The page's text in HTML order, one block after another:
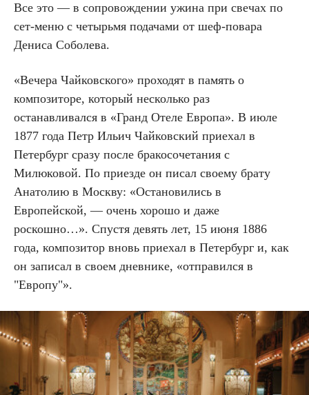
Все это — в сопровождении ужина при свечах по
сет-меню с четырьмя подачами от шеф-повара
Дениса Соболева.
«Вечера Чайковского» проходят в память о
композиторе, который несколько раз
останавливался в «Гранд Отеле Европа». В июле
1877 года Петр Ильич Чайковский приехал в
Петербург сразу после бракосочетания с
Милюковой. По приезде он писал своему брату
Анатолию в Москву: «Остановились в
Европейской, — очень хорошо и даже
роскошно…». Спустя девять лет, 15 июня 1886
года, композитор вновь приехал в Петербург и, как
он записал в своем дневнике, «отправился в
"Европу"».